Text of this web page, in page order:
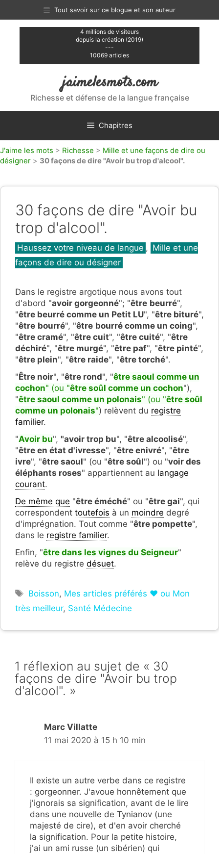
contenu
Tout savoir sur ce blogue et son auteur
4 millions de visiteurs
depuis la création (2019)
---
10069 articles
jaimelesmots.com
Richesse et défense de la langue française
Chapitres
J'aime les mots > Richesse > Mille et une façons de dire ou
désigner > 30 façons de dire "Avoir bu trop d'alcool".
30 façons de dire "Avoir bu
trop d'alcool".
Catégories
Haussez votre niveau de langue , Mille et une
façons de dire ou désigner
Dans le registre argotique nous avons tout
d'abord "avoir gorgeonné"; "être beurré",
"être beurré comme un Petit LU", "être bituré",
"être bourré", "être bourré comme un coing",
"être cramé", "être cuit", "être cuité", "être
déchiré", "être murgé", "être paf", "être pinté",
"être plein", "être raide", "être torché".
"Être noir", "être rond", "être saoul comme un
cochon" (ou "être soûl comme un cochon"),
"être saoul comme un polonais" (ou "être soûl
comme un polonais") relèvent du registre
familier.
"Avoir bu", "avoir trop bu", "être alcoolisé",
"être en état d'ivresse", "être enivré", "être
ivre", "être saoul" (ou "être soûl") ou "voir des
éléphants roses" appartiennent au langage
courant.
De même que "être éméché" ou "être gai", qui
correspondent toutefois à un moindre degré
d'imprégnation. Tout comme "être pompette",
dans le registre familier.
Enfin, "être dans les vignes du Seigneur"
relève du registre désuet.
Étiquettes
Boisson, Mes articles préférés ❤ ou Mon
très meilleur, Santé Médecine
1 réflexion au sujet de « 30
façons de dire "Avoir bu trop
d'alcool". »
Marc Villatte
11 mai 2020 à 15 h 10 min
Il existe un autre verbe dans ce registre
: gorgeonner. J'avoue honnêtement que
j'ignorais sa signification, avant de le lire
dans une nouvelle de Tynianov (une
majesté de cire), et d'en avoir cherché
la signification. Pour la petite histoire,
j'ai un ami russe (un sibérien) qui